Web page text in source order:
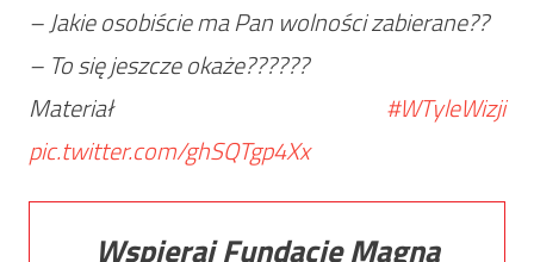
– Jakie osobiście ma Pan wolności zabierane??
– To się jeszcze okaże??????
Materiał #WTyleWizji
pic.twitter.com/ghSQTgp4Xx
Wspieraj Fundację Magna